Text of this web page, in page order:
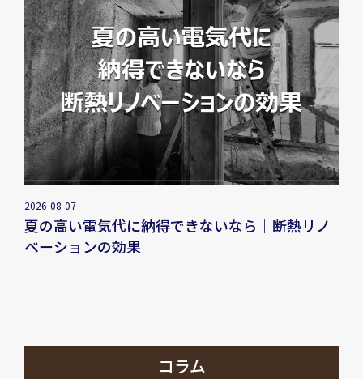
2026-08-07
夏の高い電気代に納得できないなら｜断熱リノ
ベーションの効果
コラム